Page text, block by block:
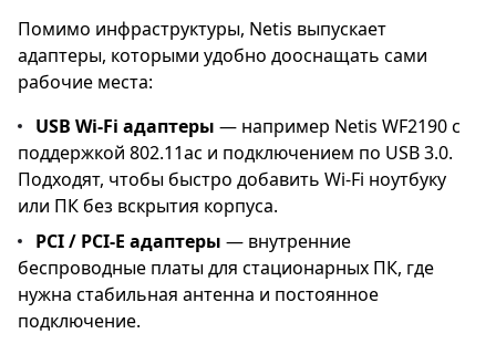
Помимо инфраструктуры, Netis выпускает
адаптеры, которыми удобно дооснащать сами
рабочие места:
USB Wi-Fi адаптеры — например Netis WF2190 с
поддержкой 802.11ac и подключением по USB 3.0.
Подходят, чтобы быстро добавить Wi-Fi ноутбуку
или ПК без вскрытия корпуса.
PCI / PCI-E адаптеры — внутренние
беспроводные платы для стационарных ПК, где
нужна стабильная антенна и постоянное
подключение.